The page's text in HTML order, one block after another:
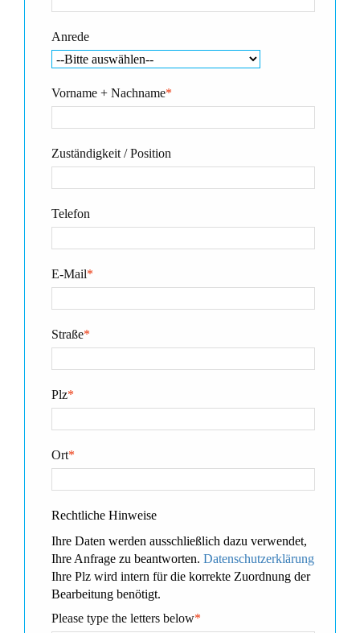
Anrede
*
Vorname + Nachname
Zuständigkeit / Position
Telefon
*
E-Mail
*
Straße
*
Plz
*
Ort
Rechtliche Hinweise
Ihre Daten werden ausschließlich dazu verwendet,
Ihre Anfrage zu beantworten. Datenschutzerklärung
Ihre Plz wird intern für die korrekte Zuordnung der
Bearbeitung benötigt.
*
Please type the letters below